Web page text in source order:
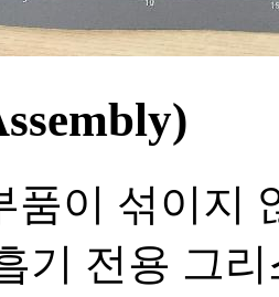
품이 섞이지
기 전용 그